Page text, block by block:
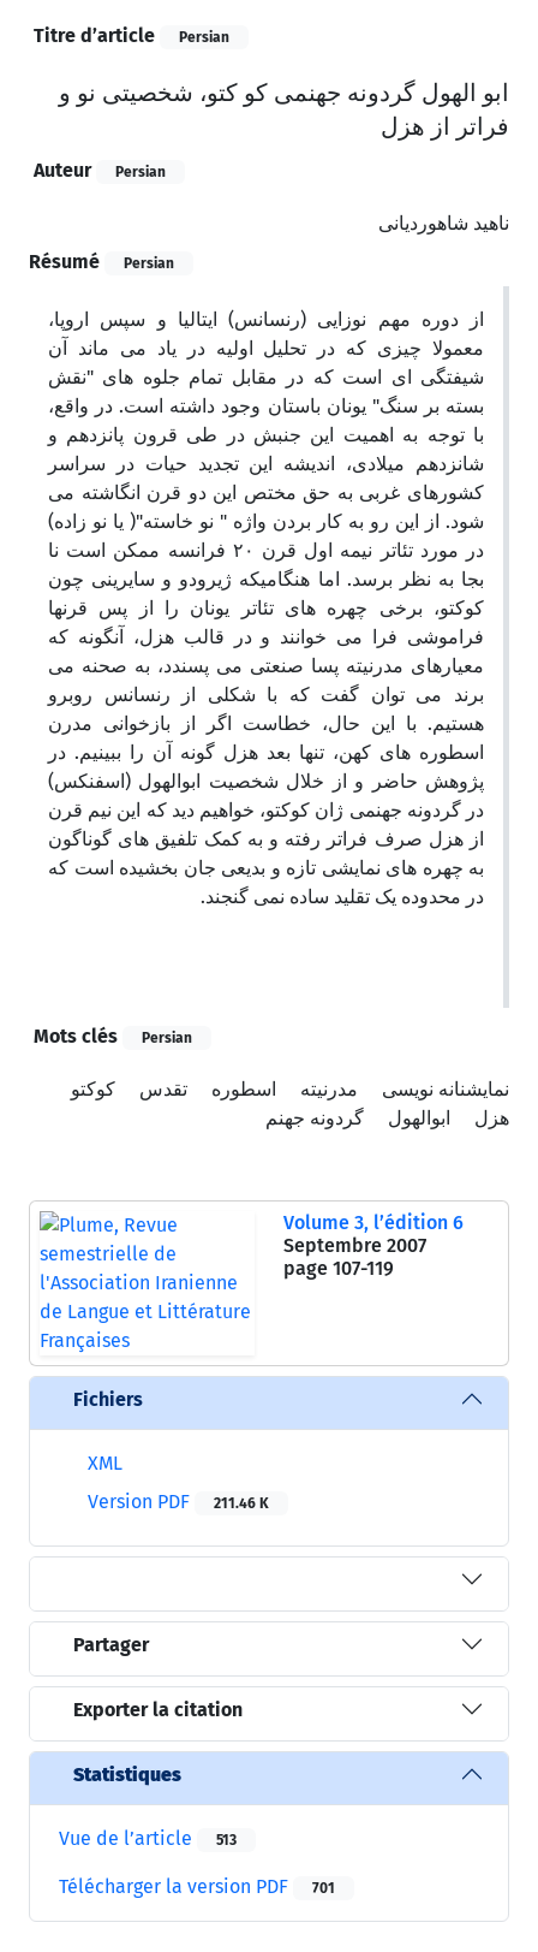
Titre d’article Persian
ابو الهول گردونه جهنمی کو کتو، شخصیتی نو و
فراتر از هزل
Auteur Persian
ناهید شاهوردیانی
Résumé
Persian
از دوره مهم نوزایی (رنسانس) ایتالیا و سپس اروپا،
معمولا چیزی که در تحلیل اولیه در یاد می ماند آن
شیفتگی ای است که در مقابل تمام جلوه های "نقش
بسته بر سنگ" یونان باستان وجود داشته است. در واقع،
با توجه به اهمیت این جنبش در طی قرون پانزدهم و
شانزدهم میلادی، اندیشه این تجدید حیات در سراسر
کشورهای غربی به حق مختص این دو قرن انگاشته می
شود. از این رو به کار بردن واژه " نو خاسته"( یا نو زاده)
در مورد تئاتر نیمه اول قرن ۲۰ فرانسه ممکن است نا
بجا به نظر برسد. اما هنگامیکه ژیرودو و سایرینی چون
کوکتو، برخی چهره های تئاتر یونان را از پس قرنها
فراموشی فرا می خوانند و در قالب هزل، آنگونه که
معیارهای مدرنیته پسا صنعتی می پسندد، به صحنه می
برند می توان گفت که با شکلی از رنسانس روبرو
هستیم. با این حال، خطاست اگر از بازخوانی مدرن
اسطوره های کهن، تنها بعد هزل گونه آن را ببینیم. در
پژوهش حاضر و از خلال شخصیت ابوالهول (اسفنکس)
در گردونه جهنمی ژان کوکتو، خواهیم دید که این نیم قرن
از هزل صرف فراتر رفته و به کمک تلفیق های گوناگون
به چهره های نمایشی تازه و بدیعی جان بخشیده است که
در محدوده یک تقلید ساده نمی گنجند.
Mots clés Persian
نمایشنانه نویسی مدرنیته اسطوره تقدس
کوکتو
هزل
ابوالهول گردونه جهنم
Volume 3, l’édition 6
Septembre 2007
page 107-119
Fichiers
XML
Version PDF
211.46 K
Partager
Exporter la citation
Statistiques
Vue de l’article 513
Télécharger la version PDF 701